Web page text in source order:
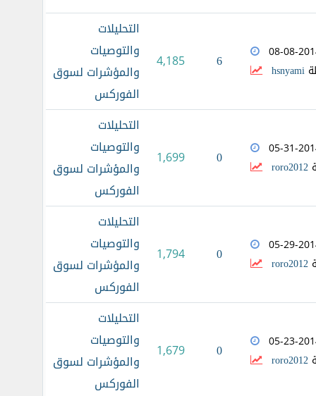
08-08-
hsnyami
6
4,185
التحليلات
والتوصيات
والمؤشرات لسوق
الفوركس
05-31-
roro2012
0
1,699
التحليلات
والتوصيات
والمؤشرات لسوق
الفوركس
05-29-
roro2012
0
1,794
التحليلات
والتوصيات
والمؤشرات لسوق
الفوركس
05-23-
roro2012
0
1,679
التحليلات
والتوصيات
والمؤشرات لسوق
الفوركس